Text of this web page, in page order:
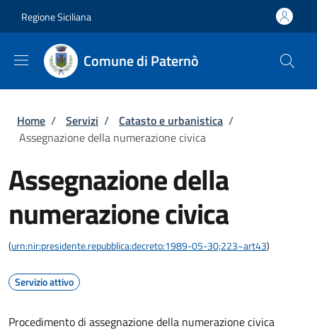
Regione Siciliana
Comune di Paternò
Briciole di pane
Home / Servizi / Catasto e urbanistica /
Assegnazione della numerazione civica
Assegnazione della
numerazione civica
(urn:nir:presidente.repubblica:decreto:1989-05-30;223~art43)
Servizio attivo
Procedimento di assegnazione della numerazione civica